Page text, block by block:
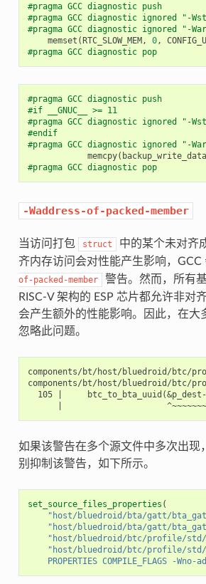
#pragma GCC diagnostic push
#pragma GCC diagnostic ignored "-
#pragma GCC diagnostic ignored "-
memset (RTC_SLOW_MEM, 0,
#pragma GCC diagnostic pop
#pragma GCC diagnostic push
#if __GNUC__ >= 11
#pragma GCC diagnostic ignored "-
#endif
#pragma GCC diagnostic ignored "-
memcpy( backup_write_data
#pragma GCC diagnostic pop
-Waddress-of-packed-member
当访问打包 struct
中的某个未对齐
齐内存访问会对性能产生影响，GCC
of-packed-member
警告。然而，所有
RISC-V 架构的 ESP 芯片都允许非对
会产生额外的性能影响。因此，在大
忽略此问题。
components/bt/host/bluedroid/
components/bt/host/bluedroid/btc/
105 |
如果该警告在多个源文件中多次出现
别抑制该警告，如下所示。
set_source_files_properties (
"host/bluedroid/bta/gatt/
"host/bluedroid/bta/gatt/
"host/bluedroid/btc/profile/
"host/bluedroid/btc/profile/
PROPERTIES COMPILE_FLAGS -Wno-